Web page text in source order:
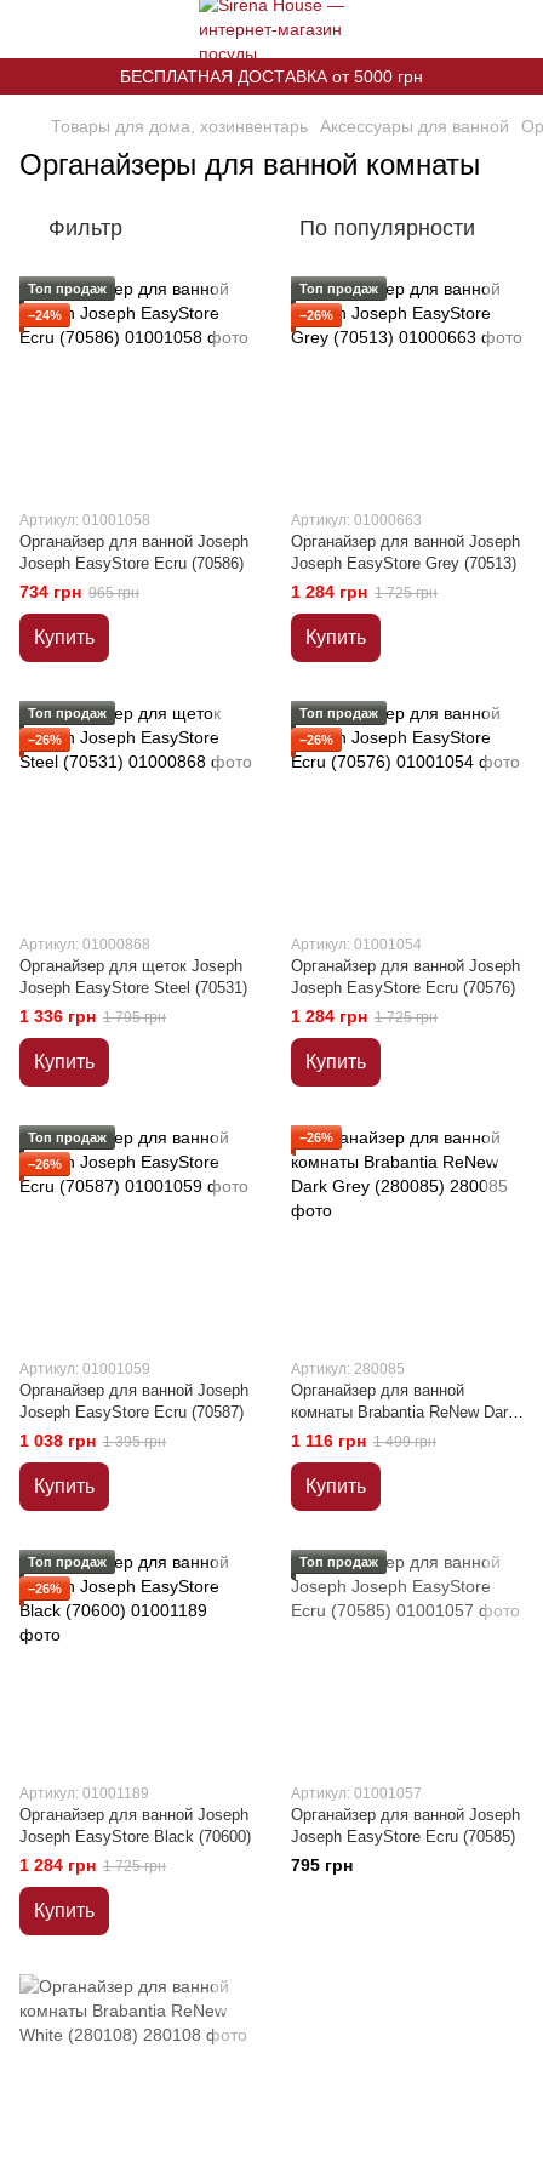
БЕСПЛАТНАЯ ДОСТАВКА от 5000 грн
Товары для дома, хозинвентарь Аксессуары для ванной
Органайзеры для ванной комнаты
Фильтр По популярности
Топ продаж
−24%
Артикул: 01001058
Органайзер для ванной Joseph
Joseph EasyStore Ecru (70586)
734 грн 965 грн
Купить
Топ продаж
−26%
Артикул: 01000663
Органайзер для ванной Joseph
Joseph EasyStore Grey (70513)
1 284 грн 1 725 грн
Купить
Топ продаж
−26%
Артикул: 01000868
Органайзер для щеток Joseph
Joseph EasyStore Steel (70531)
1 336 грн 1 795 грн
Купить
Топ продаж
−26%
Артикул: 01001054
Органайзер для ванной Joseph
Joseph EasyStore Ecru (70576)
1 284 грн 1 725 грн
Купить
Топ продаж
−26%
Артикул: 01001059
Органайзер для ванной Joseph
Joseph EasyStore Ecru (70587)
1 038 грн 1 395 грн
Купить
−26%
Артикул: 280085
Органайзер для ванной
комнаты Brabantia ReNew Dark
Grey (280085)
1 116 грн 1 499 грн
Купить
Топ продаж
−26%
Артикул: 01001189
Органайзер для ванной Joseph
Joseph EasyStore Black (70600)
1 284 грн 1 725 грн
Купить
Топ продаж
Артикул: 01001057
Органайзер для ванной Joseph
Joseph EasyStore Ecru (70585)
795 грн